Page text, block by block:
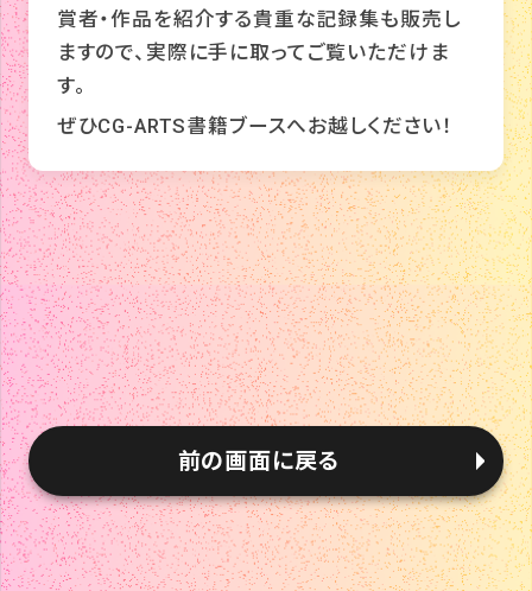
賞者・作品を紹介する貴重な記録集も販売し
ますので、実際に手に取ってご覧いただけま
す。
ぜひCG-ARTS書籍ブースへお越しください！
前の画面に戻る